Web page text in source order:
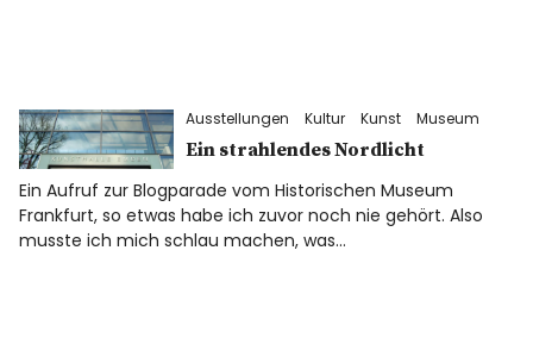
Ausstellungen Kultur Kunst Museum
Ein strahlendes Nordlicht
Ein Aufruf zur Blogparade vom Historischen Museum
Frankfurt, so etwas habe ich zuvor noch nie gehört. Also
musste ich mich schlau machen, was…